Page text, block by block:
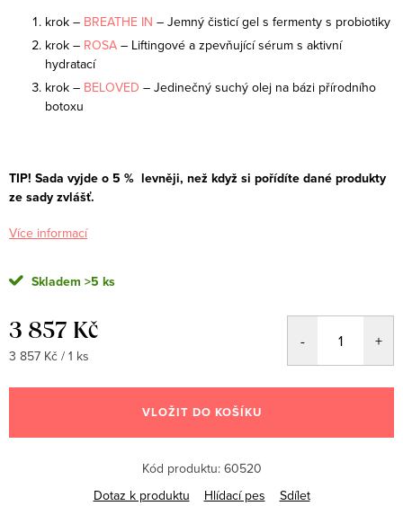
krok – BREATHE IN – Jemný čisticí gel s fermenty s probiotiky
krok – ROSA – Liftingové a zpevňující sérum s aktivní
hydratací
krok – BELOVED – Jedinečný suchý olej na bázi přírodního
botoxu
TIP! Sada vyjde o 5 % levněji, než když si pořídíte dané produkty
ze sady zvlášť.
Více informací
Skladem >5 ks
3 857 Kč
Měrná
3 857 Kč / 1 ks
VLOŽIT DO KOŠÍKU
Kód produktu: 60520
Dotaz k produktu
Hlídací pes Sdílet